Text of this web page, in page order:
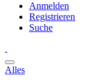
Anmelden
Registrieren
Suche
Alles